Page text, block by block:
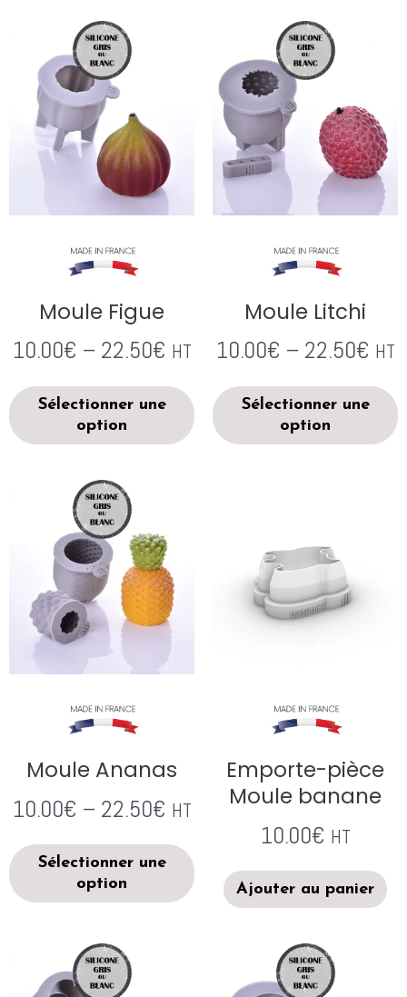
Moule Figue
10.00€ – 22.50€ HT
Sélectionner une
option
Moule Litchi
10.00€ – 22.50€ HT
Sélectionner une
option
Moule Ananas
10.00€ – 22.50€ HT
Sélectionner une
option
Emporte-pièce
Moule banane
10.00€ HT
Ajouter au panier